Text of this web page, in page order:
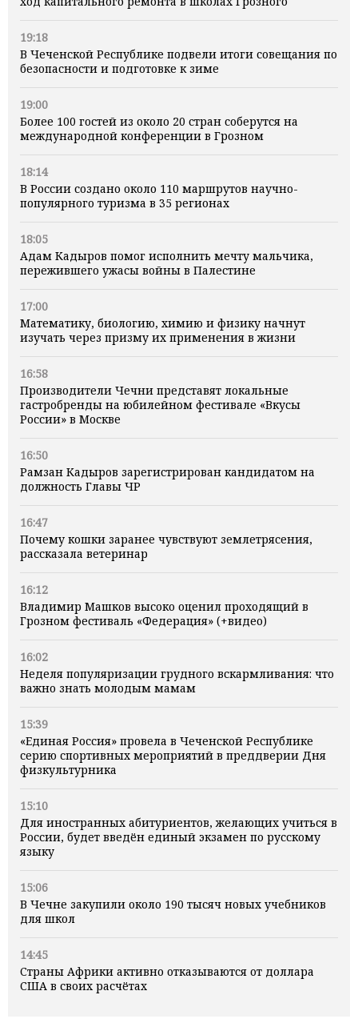
19:18
В Чеченской Республике подвели итоги совещания по
безопасности и подготовке к зиме
19:00
Более 100 гостей из около 20 стран соберутся на
международной конференции в Грозном
18:14
В России создано около 110 маршрутов научно-
популярного туризма в 35 регионах
18:05
Адам Кадыров помог исполнить мечту мальчика,
пережившего ужасы войны в Палестине
17:00
Математику, биологию, химию и физику начнут
изучать через призму их применения в жизни
16:58
Производители Чечни представят локальные
гастробренды на юбилейном фестивале «Вкусы
России» в Москве
16:50
Рамзан Кадыров зарегистрирован кандидатом на
должность Главы ЧР
16:47
Почему кошки заранее чувствуют землетрясения,
рассказала ветеринар
16:12
Владимир Машков высоко оценил проходящий в
Грозном фестиваль «Федерация» (+видео)
16:02
Неделя популяризации грудного вскармливания: что
важно знать молодым мамам
15:39
«Единая Россия» провела в Чеченской Республике
серию спортивных мероприятий в преддверии Дня
физкультурника
15:10
Для иностранных абитуриентов, желающих учиться в
России, будет введён единый экзамен по русскому
языку
15:06
В Чечне закупили около 190 тысяч новых учебников
для школ
14:45
Страны Африки активно отказываются от доллара
США в своих расчётах